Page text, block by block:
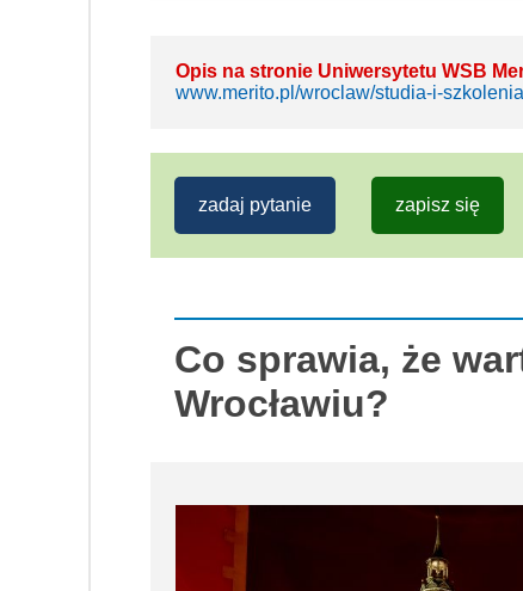
Opis na stronie Uniwersytetu WSB
www.merito.pl/wroclaw/studia-i-
zadaj pytanie zapisz się
Co sprawia, że
Wrocławiu?